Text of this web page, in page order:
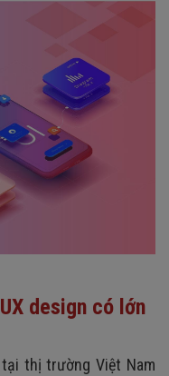
design có lớn
thị trường Việt Nam